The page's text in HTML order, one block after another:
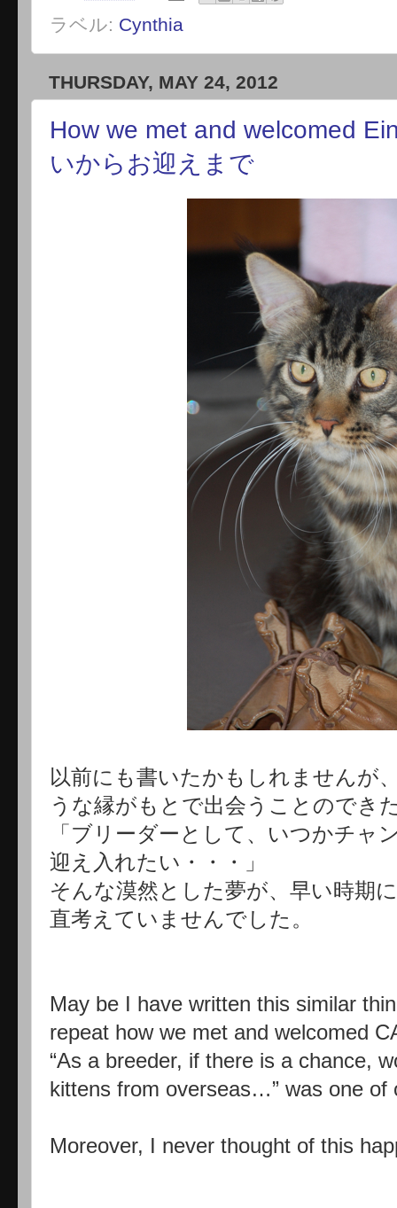
ラベル: Cynthia
THURSDAY, MAY 24, 2012
How we met and welcomed
いからお迎えまで
以前にも書いたかもしれませんが
うな縁がもとで出会うことのでき
「ブリーダーとして、いつかチャ
迎え入れたい・・・」
そんな漠然とした夢が、早い時期
直考えていませんでした。
May be I have written this similar
repeat how we met and welcomed
“As a breeder, if there is a chance,
kittens from overseas…” was one of
Moreover, I never thought of this